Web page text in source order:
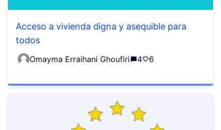
Acceso a vivienda digna y asequible para
todos
Omayma Erraihani Ghoufiri 4 6